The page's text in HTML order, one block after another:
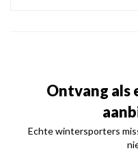
Ontvang als
Echte wintersporters